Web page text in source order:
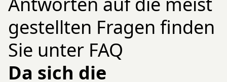
gestellten Fragen finden
Sie unter FAQ
Da sich die